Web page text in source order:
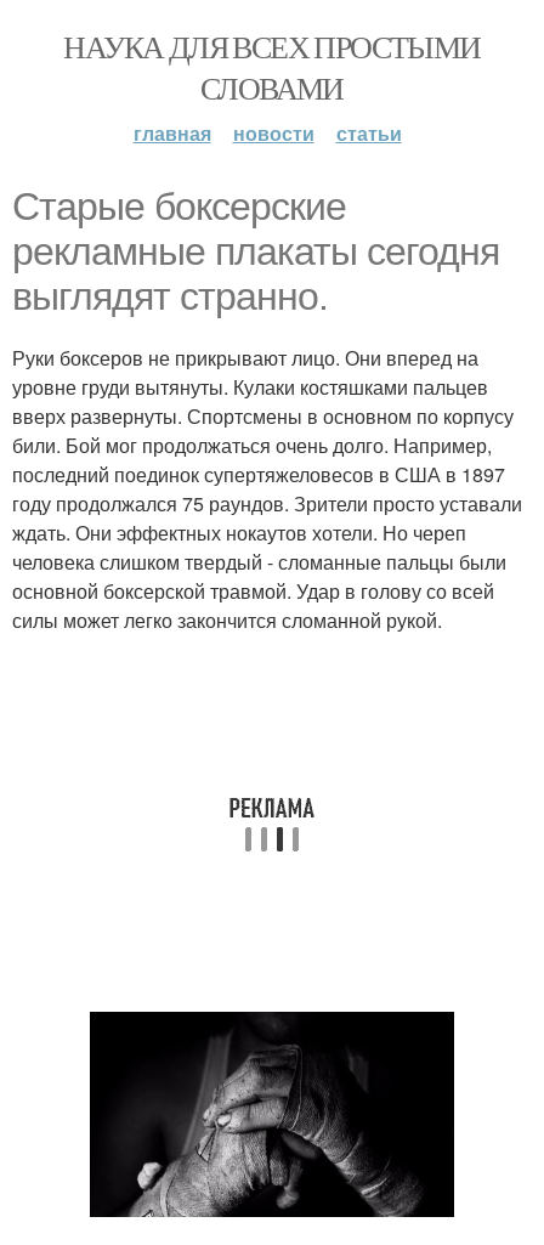
НАУКА ДЛЯ ВСЕХ ПРОСТЫМИ
СЛОВАМИ
главная новости статьи
Старые боксерские
рекламные плакаты сегодня
выглядят странно.
Руки боксеров не прикрывают лицо. Они вперед на
уровне груди вытянуты. Кулаки костяшками пальцев
вверх развернуты. Спортсмены в основном по корпусу
били. Бой мог продолжаться очень долго. Например,
последний поединок супертяжеловесов в США в 1897
году продолжался 75 раундов. Зрители просто уставали
ждать. Они эффектных нокаутов хотели. Но череп
человека слишком твердый - сломанные пальцы были
основной боксерской травмой. Удар в голову со всей
силы может легко закончится сломанной рукой.